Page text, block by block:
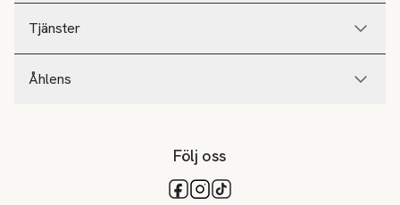
Tjänster
Åhlens
Följ oss